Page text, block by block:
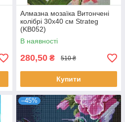
Алмазна мозаїка Витончені
колібрі 30х40 см Strateg
(KB052)
В наявності
280,50 ₴ 510 ₴
Купити
–45%